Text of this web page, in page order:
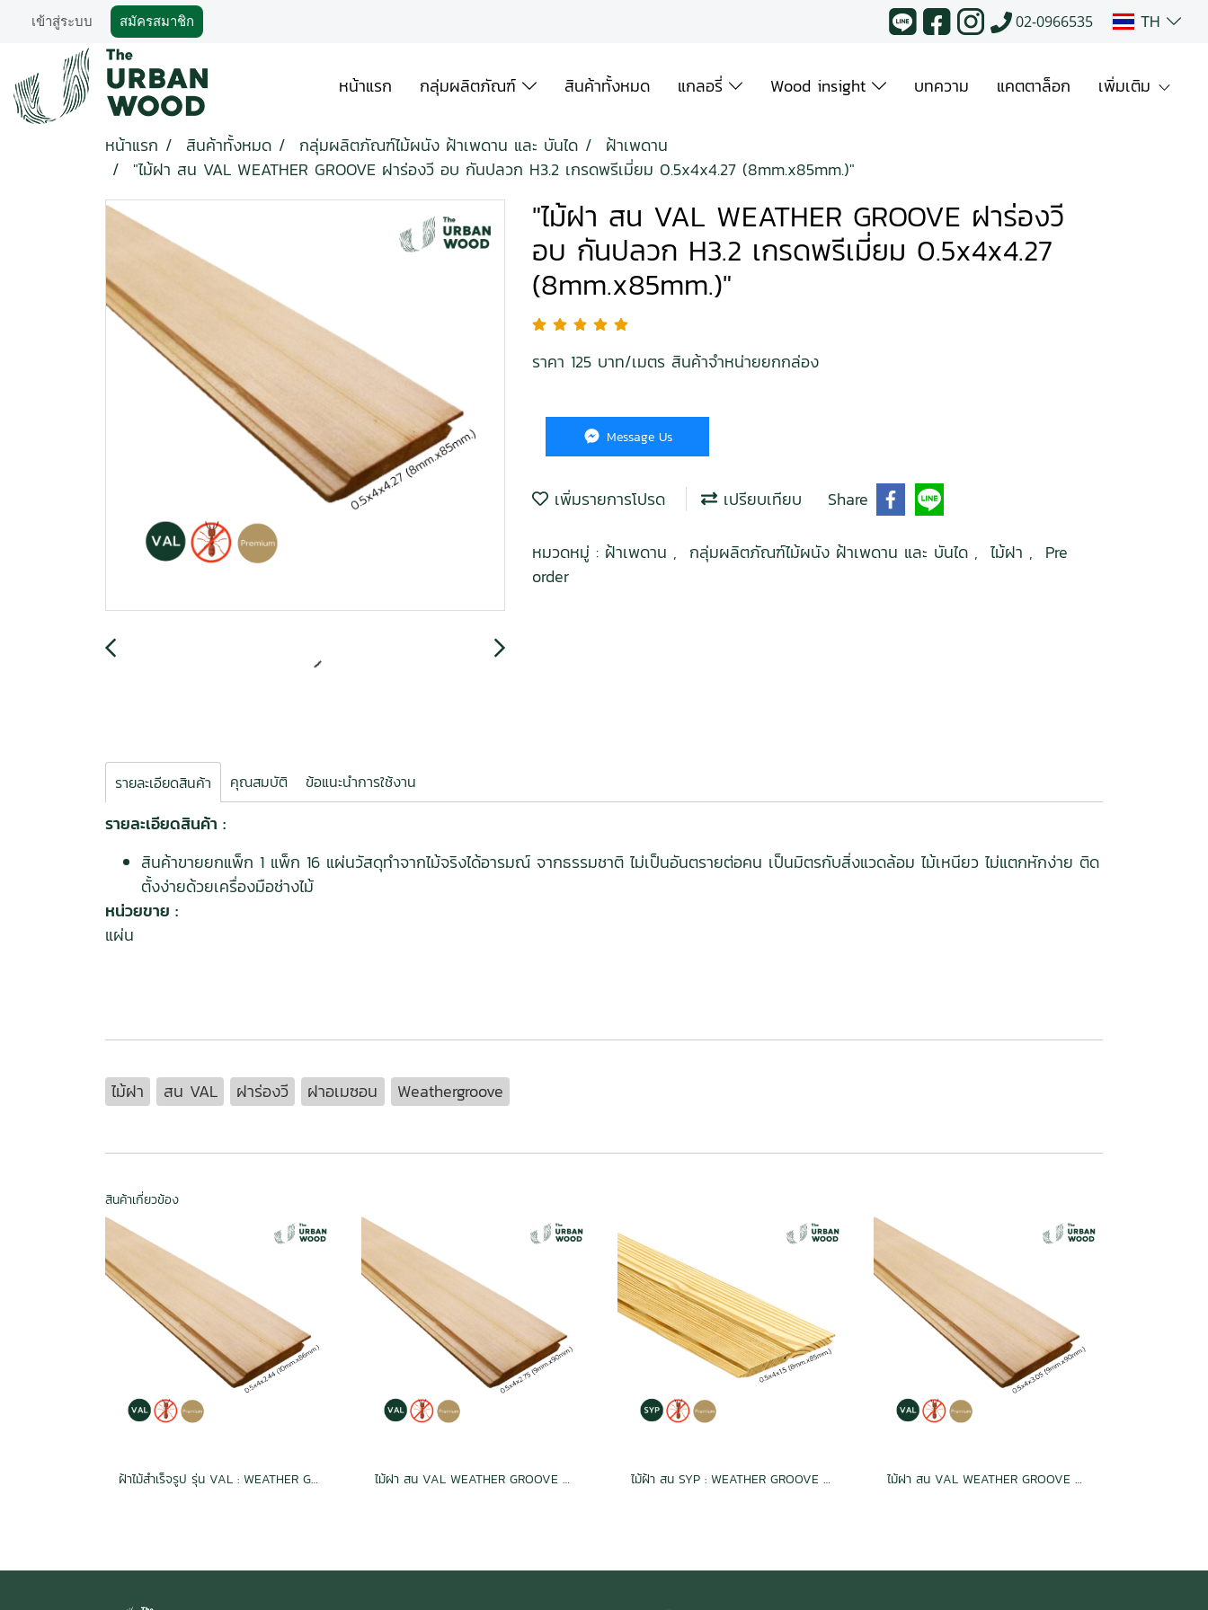
เข้าสู่ระบบ สมัครสมาชิก 02-0966535 TH
หน้าแรก กลุ่มผลิตภัณฑ์ สินค้าทั้งหมด แกลอรี่ Wood insight บทความ แคตตาล็อก เพิ่มเติม
หน้าแรก สินค้าทั้งหมด กลุ่มผลิตภัณฑ์ไม้ผนัง ฝ้าเพดาน และ บันได
ฝ้าเพดาน
"ไม้ฝา สน VAL WEATHER GROOVE ฝาร่องวี อบ กันปลวก H3.2 เกรดพรีเมี่ยม 0.5x4x4.27 (8mm.x85mm.)"
"ไม้ฝา สน VAL WEATHER GROOVE ฝาร่องวี
อบ กันปลวก H3.2 เกรดพรีเมี่ยม 0.5x4x4.27
(8mm.x85mm.)"
ราคา 125 บาท/เมตร สินค้าจำหน่ายยกกล่อง
Message Us
เพิ่มรายการโปรด เปรียบเทียบ Share
หมวดหมู่ : ฝ้าเพดาน , กลุ่มผลิตภัณฑ์ไม้ผนัง ฝ้าเพดาน และ บันได , ไม้ฝา , Pre
order
รายละเอียดสินค้า คุณสมบัติ ข้อแนะนำการใช้งาน
รายละเอียดสินค้า :
สินค้าขายยกแพ็ก 1 แพ็ก 16 แผ่นวัสดุทำจากไม้จริงได้อารมณ์ จากธรรมชาติ ไม่เป็นอันตรายต่อคน เป็นมิตรกับสิ่งแวดล้อม ไม้เหนียว ไม่แตกหักง่าย ติด
ตั้งง่ายด้วยเครื่องมือช่างไม้
หน่วยขาย :
แผ่น
ไม้ฝา สน VAL ฝาร่องวี ฝาอเมซอน Weathergroove
สินค้าเกี่ยวข้อง
ฝ้าไม้สำเร็จรูป รุ่น VAL : WEATHER GROOVE ผิวแบบเรียบ Natural ขนาด 1/2" x4" สีธรรมชาติ ไม้ฝา สน VAL WEATHER GROOVE ฝาร่องวี อบ กันปลวก H3.2 เกรดพรีเมี่ยม 0.5x4x2.75 (9mm.x90mm.) ไม้ฝ้า สน SYP : WEATHER GROOVE ฝาร่องวี อบ กันปลวก H3.2 เกรดพรีเมี่ยม ไม้ฝา สน VAL WEATHER GROOVE ฝาร่องวี อบ กันปลวก H3.2 เกรดพรีเมี่ยม 0.5x4x3.05 (9mm.x90mm.)